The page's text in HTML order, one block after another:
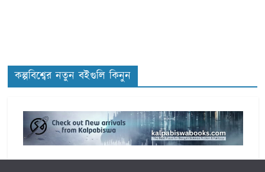
s কল্পবিশ্বের নতুন বইগুলি কিনুন